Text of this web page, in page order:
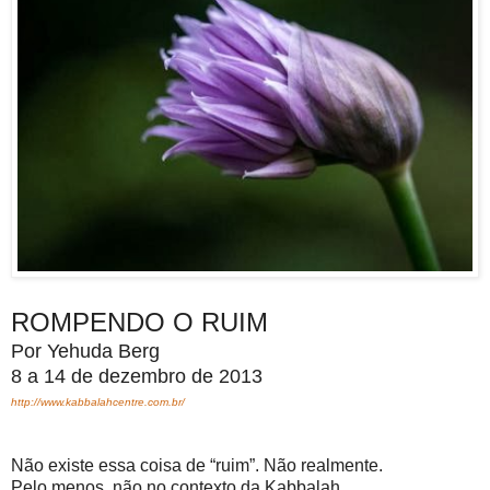
ROMPENDO O RUIM
Por Yehuda Berg
8 a 14 de dezembro de 2013
http://www.kabbalahcentre.com.br/
Não existe essa coisa de “ruim”. Não realmente.